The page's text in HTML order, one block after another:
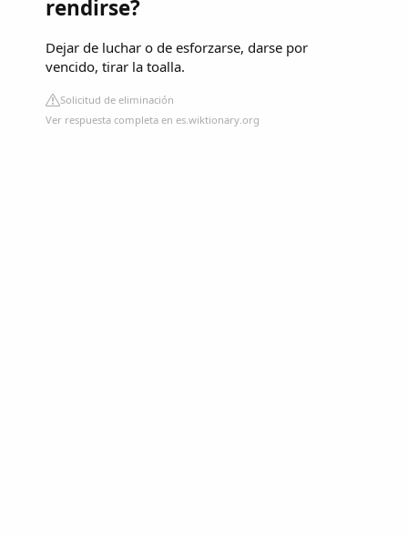
rendirse?
Dejar de luchar o de esforzarse, darse por
vencido, tirar la toalla.
Solicitud de eliminación
Ver respuesta completa en es.wiktionary.org